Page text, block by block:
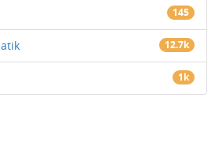
145
12.7k
1k